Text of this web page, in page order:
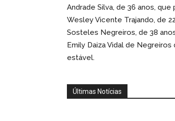
Andrade Silva, de 36 anos,
Wesley Vicente Trajando, de
Sosteles Negreiros, de 38
Emily Daiza Vidal de
estável.
Últimas Notícias